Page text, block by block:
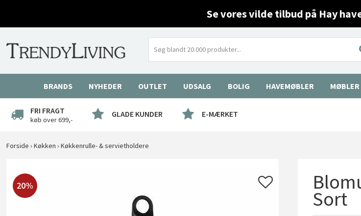
Se vores vilde tilbud på Hay
BRANDS NYHEDER OUTLET UDSALG BOLIG HAVEMØBLER MØBLER
FRI FRAGT
køb over 699,-
GLADE KUNDER E-MÆRKET
Forside ›Køkken ›Køkkenrulle- & servietholdere
20%
Sort